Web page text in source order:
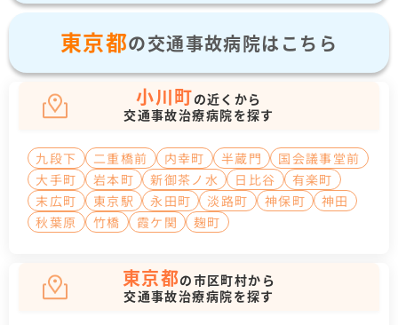
東京都の交通事故病院はこちら
小川町の近くから
交通事故治療病院を探す
九段下 二重橋前 内幸町 半蔵門
国会議事堂前
大手町
岩本町 新御茶ノ水 日比谷
有楽町
末広町
東京駅 永田町 淡路町 神保町
神田
秋葉原
竹橋 霞ケ関 麹町
東京都の市区町村から
交通事故治療病院を探す